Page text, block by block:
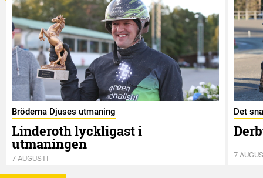
Bröderna Djuses utmaning
Linderoth lyckligast i
utmaningen
7 AUGUSTI
Det
7